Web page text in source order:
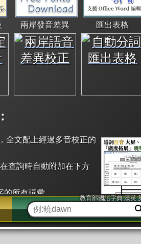
兩岸發音差異 匯出表格
：
全文配上經過多音校正的
查詢時自動附加在下方
所有詞彙。
。也支援查詢「同注音」或「同筆
便可瞬間「連續查詢」此字詞的解
教育部國語字典·漢英·